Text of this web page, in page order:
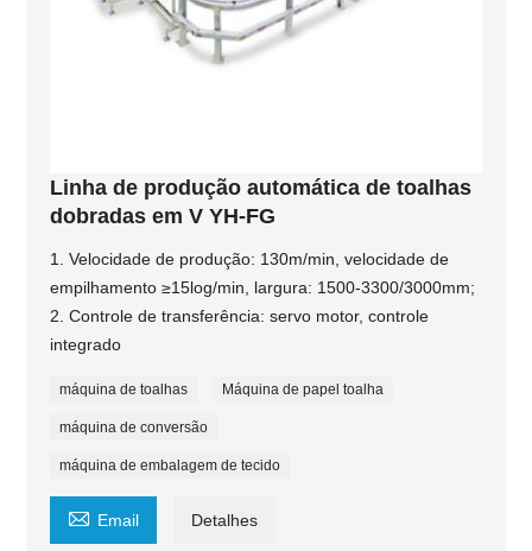
Linha de produção automática de toalhas
dobradas em V YH-FG
1. Velocidade de produção: 130m/min, velocidade de
empilhamento ≥15log/min, largura: 1500-3300/3000mm;
2. Controle de transferência: servo motor, controle
integrado
máquina de toalhas Máquina de papel toalha
máquina de conversão
máquina de embalagem de tecido
 Email Detalhes